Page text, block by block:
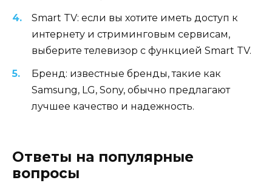
Smart TV: если вы хотите иметь доступ к
интернету и стриминговым сервисам,
выберите телевизор с функцией Smart TV.
Бренд: известные бренды, такие как
Samsung, LG, Sony, обычно предлагают
лучшее качество и надежность.
Ответы на популярные
вопросы